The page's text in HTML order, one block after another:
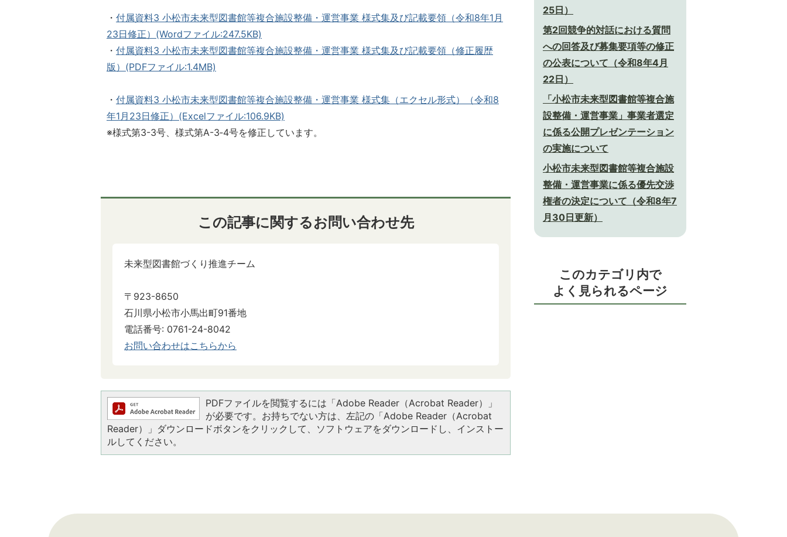
・ 付属資料3 小松市未来型図書館等複合施設整備・運営事業 様式集及び記載要領（令和8年1月
23日修正）(Wordファイル:247.5KB)
・ 付属資料3 小松市未来型図書館等複合施設整備・運営事業 様式集及び記載要領（修正履歴
版）(PDFファイル:1.4MB)
・ 付属資料3 小松市未来型図書館等複合施設整備・運営事業 様式集（エクセル形式）（令和8
年1月23日修正）(Excelファイル:106.9KB)
※様式第3-3号、様式第A-3‐4号を修正しています。
この記事に関するお問い合わせ先
未来型図書館づくり推進チーム
〒923-8650
石川県小松市小馬出町91番地
電話番号: 0761-24-8042
​​​​​​​お問い合わせはこちらから
PDFファイルを閲覧するには「Adobe Reader（Acrobat Reader）」
が必要です。お持ちでない方は、左記の「Adobe Reader（Acrobat
Reader）」ダウンロードボタンをクリックして、ソフトウェアをダウンロードし、インストー
ルしてください。
25日）
第2回競争的対話における質問
への回答及び募集要項等の修正
の公表について（令和8年4月
22日）
「小松市未来型図書館等複合施
設整備・運営事業」事業者選定
に係る公開プレゼンテーション
の実施について
小松市未来型図書館等複合施設
整備・運営事業に係る優先交渉
権者の決定について（令和8年7
月30日更新）
このカテゴリ内で
よく見られるページ